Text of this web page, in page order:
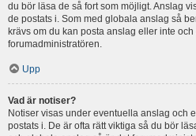
du bör läsa de så fort som möjligt. Anslag
de postats i. Som med globala anslag så
krävs om du kan posta anslag eller inte
forumadministratören.
Upp
Vad är notiser?
Notiser visas under eventuella anslag och
postats i. De är ofta rätt viktiga så du bör